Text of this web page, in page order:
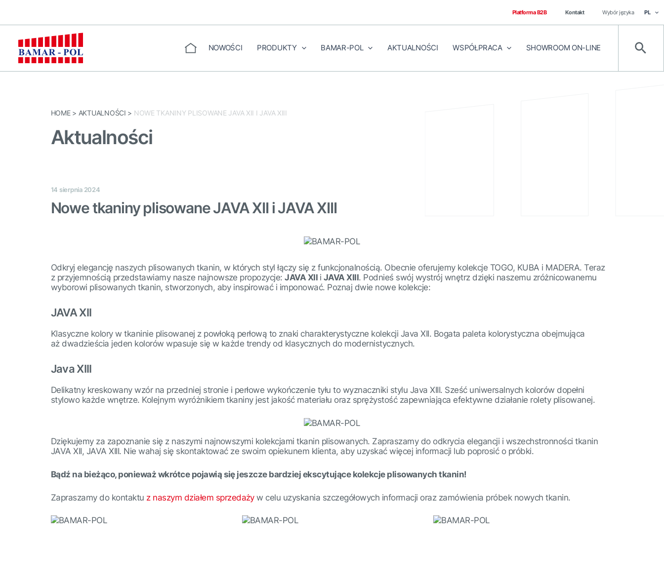
treści
Platforma B2B Kontakt Wybór języka PL
STRONA GŁÓWNA
NOWOŚCI PRODUKTY BAMAR-POL AKTUALNOŚCI WSPÓŁPRACA SHOWROOM ON-LINE
HOME> AKTUALNOŚCI > NOWE TKANINY PLISOWANE JAVA XII I JAVA XIII
Aktualności
14 sierpnia 2024
Nowe tkaniny plisowane JAVA XII i JAVA XIII
Odkryj elegancję naszych plisowanych tkanin, w których styl łączy się z funkcjonalnością. Obecnie oferujemy kolekcje TOGO, KUBA i MADERA. Teraz
z przyjemnością przedstawiamy nasze najnowsze propozycje:JAVA XII i JAVA XIII. Podnieś swój wystrój wnętrz dzięki naszemu zróżnicowanemu
wyborowi plisowanych tkanin, stworzonych, aby inspirować i imponować. Poznaj dwie nowe kolekcje:
JAVA XII
Klasyczne kolory w tkaninie plisowanej z powłoką perłową to znaki charakterystyczne kolekcji Java XII. Bogata paleta kolorystyczna obejmująca
aż dwadzieścia jeden kolorów wpasuje się w każde trendy od klasycznych do modernistycznych.
Java XIII
Delikatny kreskowany wzór na przedniej stronie i perłowe wykończenie tyłu to wyznaczniki stylu Java XIII. Sześć uniwersalnych kolorów dopełni
stylowo każde wnętrze. Kolejnym wyróżnikiem tkaniny jest jakość materiału oraz sprężystość zapewniająca efektywne działanie rolety plisowanej.
Dziękujemy za zapoznanie się z naszymi najnowszymi kolekcjami tkanin plisowanych. Zapraszamy do odkrycia elegancji i wszechstronności tkanin
JAVA XII, JAVA XIII. Nie wahaj się skontaktować ze swoim opiekunem klienta, aby uzyskać więcej informacji lub poprosić o próbki.
Bądź na bieżąco, ponieważ wkrótce pojawią się jeszcze bardziej ekscytujące kolekcje plisowanych tkanin!
Zapraszamy do kontaktu z naszym działem sprzedaży w celu uzyskania szczegółowych informacji oraz zamówienia próbek nowych tkanin.